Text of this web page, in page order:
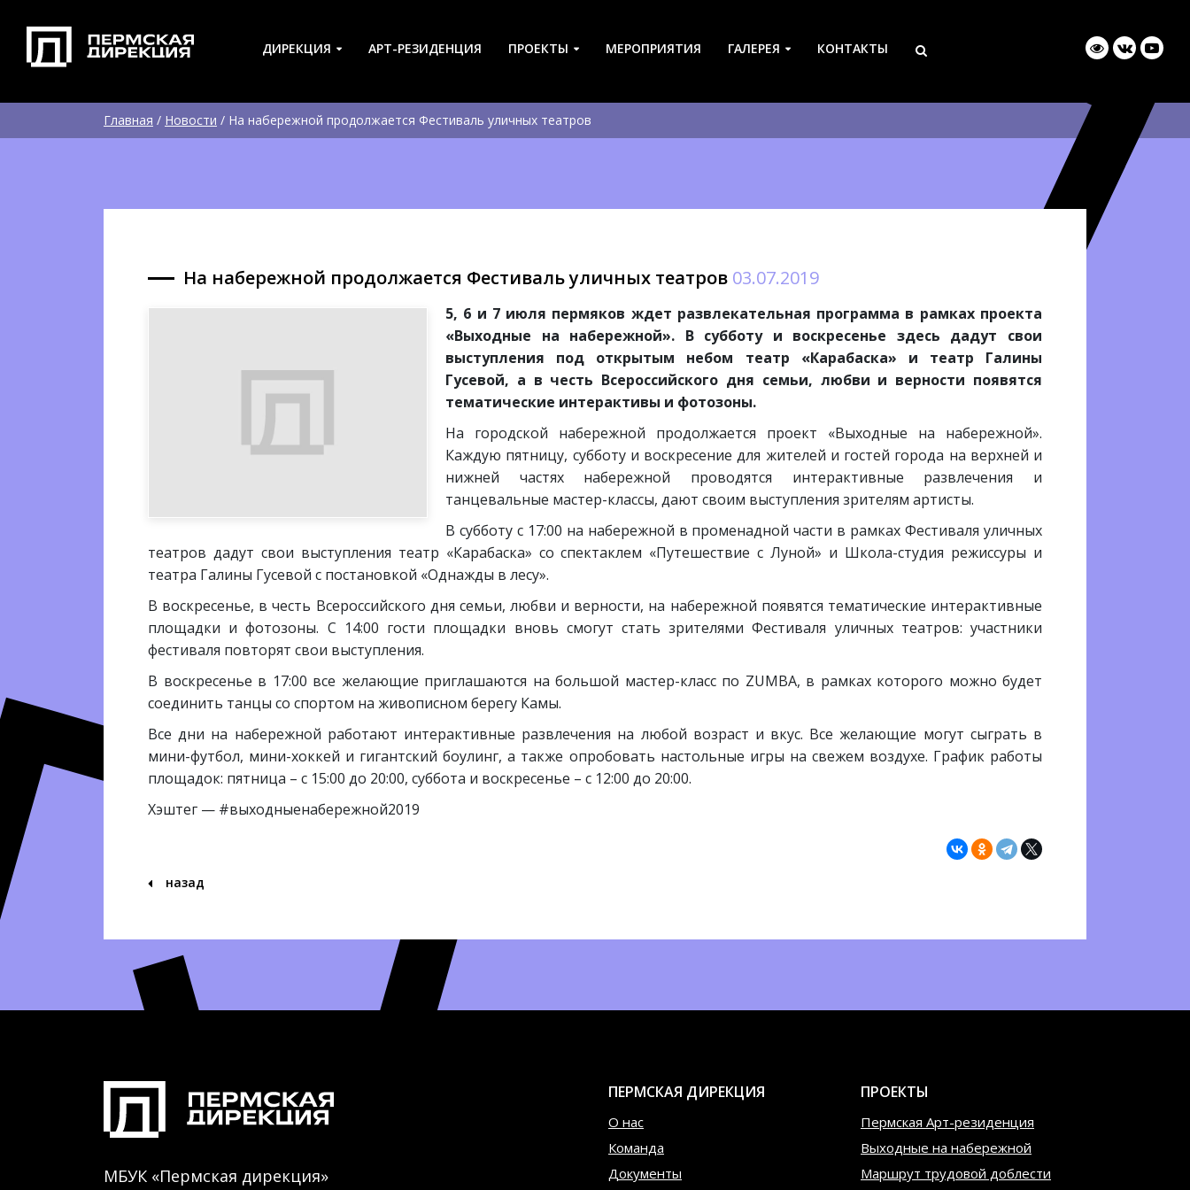
ДИРЕКЦИЯ АРТ-РЕЗИДЕНЦИЯ ПРОЕКТЫ МЕРОПРИЯТИЯ ГАЛЕРЕЯ КОНТАКТЫ
Главная / Новости / На набережной продолжается Фестиваль уличных театров
На набережной продолжается Фестиваль уличных театров 03.07.2019
5, 6 и 7 июля пермяков ждет развлекательная программа в рамках проекта
«Выходные на набережной». В субботу и воскресенье здесь дадут свои
выступления под открытым небом театр «Карабаска» и театр Галины
Гусевой, а в честь Всероссийского дня семьи, любви и верности появятся
тематические интерактивы и фотозоны.
На городской набережной продолжается проект «Выходные на набережной».
Каждую пятницу, субботу и воскресение для жителей и гостей города на верхней и
нижней частях набережной проводятся интерактивные развлечения и
танцевальные мастер-классы, дают своим выступления зрителям артисты.
В субботу с 17:00 на набережной в променадной части в рамках Фестиваля уличных
театров дадут свои выступления театр «Карабаска» со спектаклем «Путешествие с Луной» и Школа-студия режиссуры и
театра Галины Гусевой с постановкой «Однажды в лесу».
В воскресенье, в честь Всероссийского дня семьи, любви и верности, на набережной появятся тематические интерактивные
площадки и фотозоны. С 14:00 гости площадки вновь смогут стать зрителями Фестиваля уличных театров: участники
фестиваля повторят свои выступления.
В воскресенье в 17:00 все желающие приглашаются на большой мастер-класс по ZUMBA, в рамках которого можно будет
соединить танцы со спортом на живописном берегу Камы.
Все дни на набережной работают интерактивные развлечения на любой возраст и вкус. Все желающие могут сыграть в
мини-футбол, мини-хоккей и гигантский боулинг, а также опробовать настольные игры на свежем воздухе. График работы
площадок: пятница – с 15:00 до 20:00, суббота и воскресенье – с 12:00 до 20:00.
Хэштег — #выходныенабережной2019
назад
МБУК «Пермская дирекция»
ПЕРМСКАЯ ДИРЕКЦИЯ
О нас
Команда
Документы
ПРОЕКТЫ
Пермская Арт-резиденция
Выходные на набережной
Маршрут трудовой доблести